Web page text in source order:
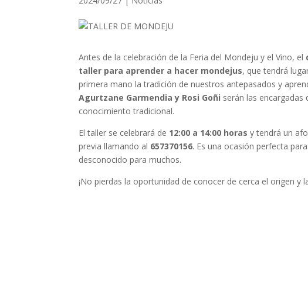
Antes de la celebración de la Feria del Mondeju y el Vino, el
taller para aprender a hacer mondejus, que tendrá
primera mano la tradición de nuestros antepasados y
Agurtzane Garmendia y Rosi Goñi serán las
conocimiento tradicional.
El taller se celebrará de 12:00 a 14:00 horas y tendrá un
previa llamando al 657370156. Es una ocasión perfecta
desconocido para muchos.
¡No pierdas la oportunidad de conocer de cerca el origen y